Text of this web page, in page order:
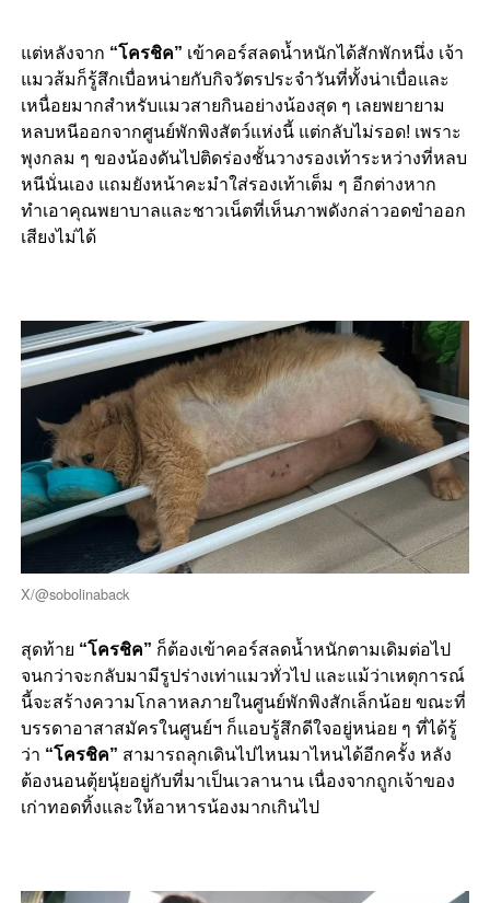
แต่หลังจาก “โครชิค” เข้าคอร์สลดน้ำหนักได้สักพักหนึ่ง เจ้า
แมวส้มก็รู้สึกเบื่อหน่ายกับกิจวัตรประจำวันที่ทั้งน่าเบื่อและ
เหนื่อยมากสำหรับแมวสายกินอย่างน้องสุด ๆ เลยพยายาม
หลบหนีออกจากศูนย์พักพิงสัตว์แห่งนี้ แต่กลับไม่รอด! เพราะ
พุงกลม ๆ ของน้องดันไปติดร่องชั้นวางรองเท้าระหว่างที่หลบ
หนีนั่นเอง แถมยังหน้าคะมำใส่รองเท้าเต็ม ๆ อีกต่างหาก
ทำเอาคุณพยาบาลและชาวเน็ตที่เห็นภาพดังกล่าวอดขำออก
เสียงไม่ได้
X/@sobolinaback
สุดท้าย “โครชิค” ก็ต้องเข้าคอร์สลดน้ำหนักตามเดิมต่อไป
จนกว่าจะกลับมามีรูปร่างเท่าแมวทั่วไป และแม้ว่าเหตุการณ์
นี้จะสร้างความโกลาหลภายในศูนย์พักพิงสักเล็กน้อย ขณะที่
บรรดาอาสาสมัครในศูนย์ฯ ก็แอบรู้สึกดีใจอยู่หน่อย ๆ ที่ได้รู้
ว่า “โครชิค” สามารถลุกเดินไปไหนมาไหนได้อีกครั้ง หลัง
ต้องนอนตุ้ยนุ้ยอยู่กับที่มาเป็นเวลานาน เนื่องจากถูกเจ้าของ
เก่าทอดทิ้งและให้อาหารน้องมากเกินไป